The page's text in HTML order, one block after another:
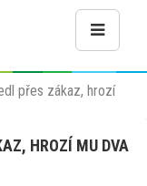
přes zákaz, hrozí
HROZÍ MU DVA